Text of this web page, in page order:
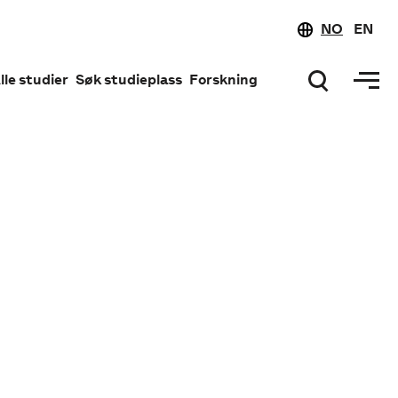
NO EN
studier Søk studieplass Forskning